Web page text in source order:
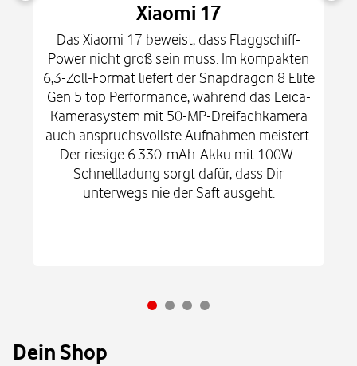
Xiaomi 17
Das Xiaomi 17 beweist, dass Flaggschiff-
Power nicht groß sein muss. Im kompakten
6,3-Zoll-Format liefert der Snapdragon 8 Elite
Gen 5 top Performance, während das Leica-
Kamerasystem mit 50-MP-Dreifachkamera
auch anspruchsvollste Aufnahmen meistert.
Der riesige 6.330-mAh-Akku mit 100W-
Schnellladung sorgt dafür, dass Dir
unterwegs nie der Saft ausgeht.
Dein Shop